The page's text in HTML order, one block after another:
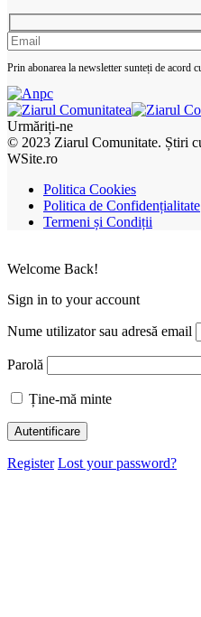
Prin abonarea la newsletter sunteți de acord
Urmăriți-ne
© 2023 Ziarul Comunitate. Știri
WSite.ro
Politica Cookies
Politica de Confidențialitate
Termeni și Condiții
Welcome Back!
Sign in to your account
Nume utilizator sau adresă email
Parolă
Ține-mă minte
Register Lost your password?